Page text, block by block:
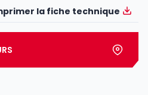
la fiche technique